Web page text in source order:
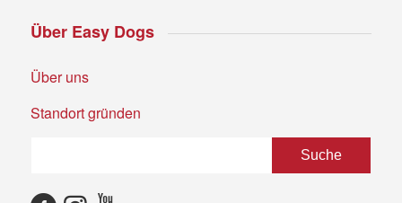
Über Easy Dogs
Über uns
Standort gründen